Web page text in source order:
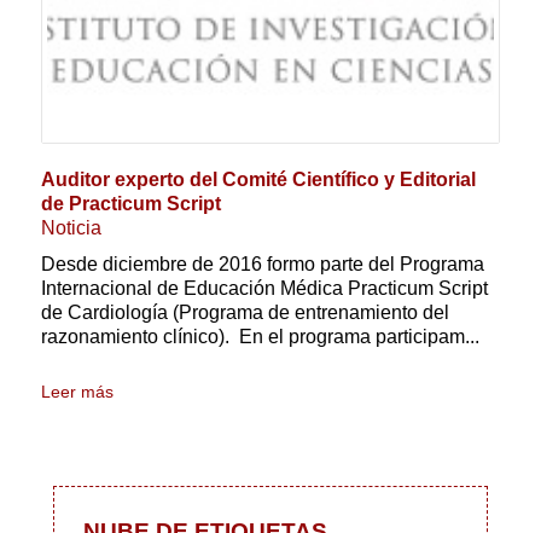
Auditor experto del Comité Científico y Editorial
de Practicum Script
Noticia
Desde diciembre de 2016 formo parte del Programa
Internacional de Educación Médica Practicum Script
de Cardiología (Programa de entrenamiento del
razonamiento clínico). En el programa participam...
Leer más